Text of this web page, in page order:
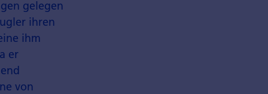
gelegen
ihren
ihm
er
von